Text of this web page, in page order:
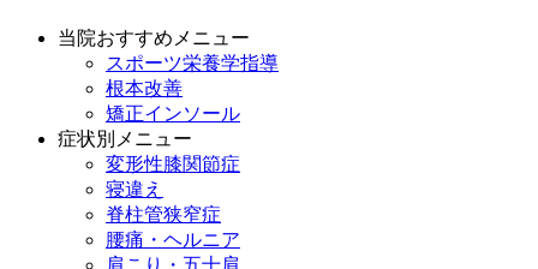
当院おすすめメニュー
スポーツ栄養学指導
根本改善
矯正インソール
症状別メニュー
変形性膝関節症
寝違え
脊柱管狭窄症
腰痛・ヘルニア
肩こり・五十肩